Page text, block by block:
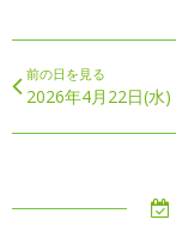
前の日を見る
2026年4月22日(水)